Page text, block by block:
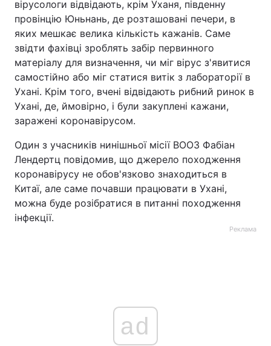
вірусологи відвідають, крім Уханя, південну
провінцію Юньнань, де розташовані печери, в
яких мешкає велика кількість кажанів. Саме
звідти фахівці зроблять забір первинного
матеріалу для визначення, чи міг вірус з'явитися
самостійно або міг статися витік з лабораторії в
Ухані. Крім того, вчені відвідають рибний ринок в
Ухані, де, ймовірно, і були закуплені кажани,
заражені коронавірусом.
Один з учасників нинішньої місії ВООЗ Фабіан
Лендертц повідомив, що джерело походження
коронавірусу не обов'язково знаходиться в
Китаї, але саме почавши працювати в Ухані,
можна буде розібратися в питанні походження
інфекції.
Реклама
ad